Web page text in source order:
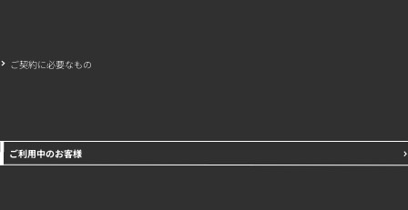
ご契約に必要なもの
ご利用中のお客様